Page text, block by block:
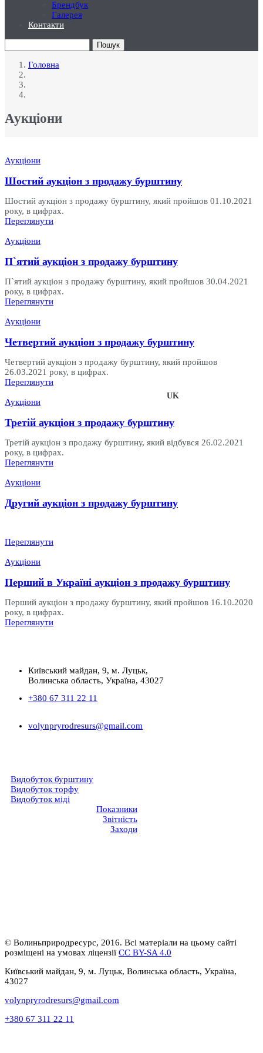
Брендбук
Галерея
Контакти
UK
Рядок
навіґації
Головна
Аукціони
Аукціони
Шостий аукціон з продажу бурштину
Шостий аукціон з продажу бурштину, який пройшов 01.10.2021
року, в цифрах.
Переглянути
Аукціони
П`ятий аукціон з продажу бурштину
П`ятий аукціон з продажу бурштину, який пройшов 30.04.2021
року, в цифрах.
Переглянути
Аукціони
Четвертий аукціон з продажу бурштину
Четвертий аукціон з продажу бурштину, який пройшов
26.03.2021 року, в цифрах.
Переглянути
Аукціони
Третій аукціон з продажу бурштину
Третій аукціон з продажу бурштину, який відбувся 26.02.2021
року, в цифрах.
Переглянути
Аукціони
Другий аукціон з продажу бурштину
Переглянути
Аукціони
Перший в Україні аукціон з продажу бурштину
Перший аукціон з продажу бурштину, який пройшов 16.10.2020
року, в цифрах.
Переглянути
Київський майдан, 9, м. Луцьк,
Волинська область, Україна, 43027
+380 67 311 22 11
volynpryrodresurs@gmail.com
Видобуток бурштину
Видобуток торфу
Видобуток міді
Показники
Звітність
Заходи
© Волиньприродресурс, 2016. Всі матеріали на цьому сайті
розміщені на умовах ліцензії CC BY-SA 4.0
Київський майдан, 9, м. Луцьк, Волинська область, Україна,
43027
volynpryrodresurs@gmail.com
+380 67 311 22 11